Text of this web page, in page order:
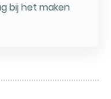
bij het maken